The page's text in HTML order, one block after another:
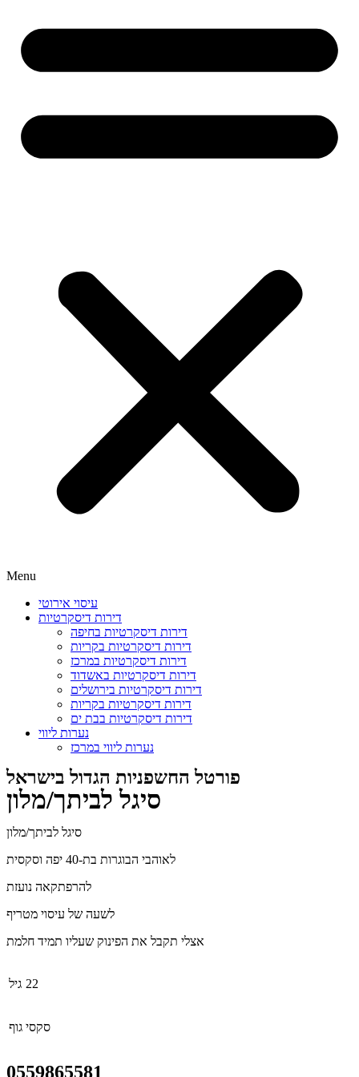
Menu
עיסוי אירוטי
דירות דיסקרטיות
דירות דיסקרטיות בחיפה
דירות דיסקרטיות בקריות
דירות דיסקרטיות במרכז
דירות דיסקרטיות באשדוד
דירות דיסקרטיות בירושלים
דירות דיסקרטיות בקריות
דירות דיסקרטיות בבת ים
נערות ליווי
נערות ליווי במרכז
פורטל החשפניות הגדול בישראל
סיגל לביתך/מלון
סיגל לביתך/מלון
לאוהבי הבוגרות בת-40 יפה וסקסית
להרפתקאה נועזת
לשעה של עיסוי מטריף
אצלי תקבל את הפינוק שעליו תמיד חלמת
גיל 22
גוף סקסי
0559865581